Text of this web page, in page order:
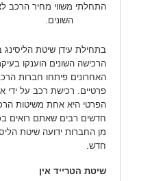
התחלתי משווי מחיר הרכב
השונים.
בתחילת עידן שיטת הליסינג
הרכישה השונים הוענקו
האחרונים פיתחו חברות
פרטיים. רכישת רכב על ידי
הפרטי היא אחת משיטות
חדשים רבים שאתם רואים
מן החברות ידועה שיטת
חדש.
שיטת הטרייד אין